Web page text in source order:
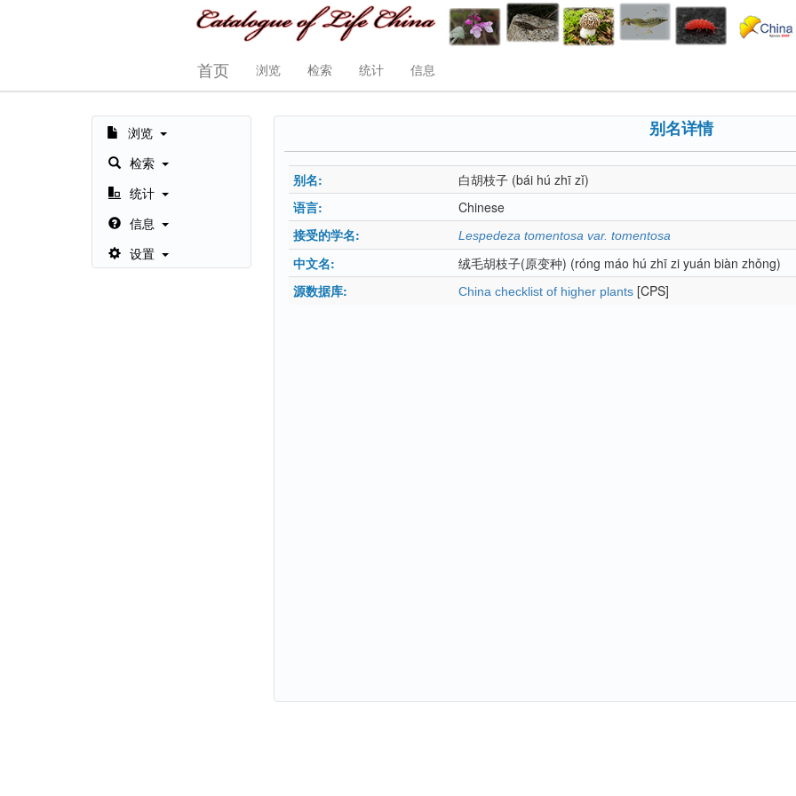
首页 浏览 检索 统计 信息
浏览
检索
统计
信息
设置
别名详情
别名: 白胡枝子 (bái hú zhī zǐ)
语言:
Chinese
接受的学名:
Lespedeza tomentosa var. tomentosa
中文名: 绒毛胡枝子(原变种) (róng máo hú zhī zi yuán biàn zhǒng)
源数据库:
China checklist of higher plants [CPS]